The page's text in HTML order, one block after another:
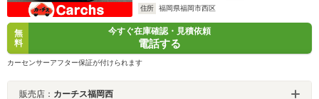
住所
福岡県福岡市西区
無
料
今すぐ在庫確認・見積依頼
電話する
カーセンサーアフター保証が付けられます
販売店： カーチス福岡西